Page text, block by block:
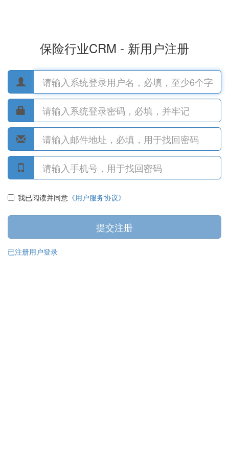
保险行业CRM - 新用户注册
我已阅读并同意 《用户服务协议》
提交注册
已注册用户登录